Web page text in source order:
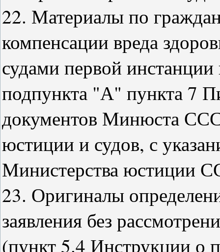
22. Материалы по
компенсации вреда
судами первой инстанции
подпункта "А" пункта 7
документов Минюста
юстиции и судов, с
Министерства юстиции
23. Оригиналы
заявления без
(пункт 5.4 Инструкции о